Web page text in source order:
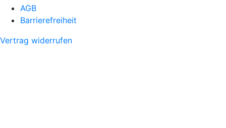
AGB
Barrierefreiheit
Vertrag widerrufen